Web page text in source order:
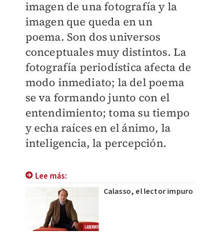
imagen de una fotografía y la
imagen que queda en un
poema. Son dos universos
conceptuales muy distintos. La
fotografía periodística afecta de
modo inmediato; la del poema
se va formando junto con el
entendimiento; toma su tiempo
y echa raíces en el ánimo, la
inteligencia, la percepción.
Lee más:
Calasso, el lector impuro